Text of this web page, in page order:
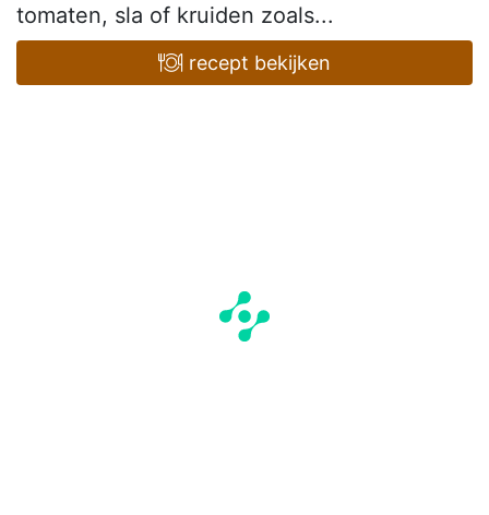
tomaten, sla of kruiden zoals...
recept bekijken